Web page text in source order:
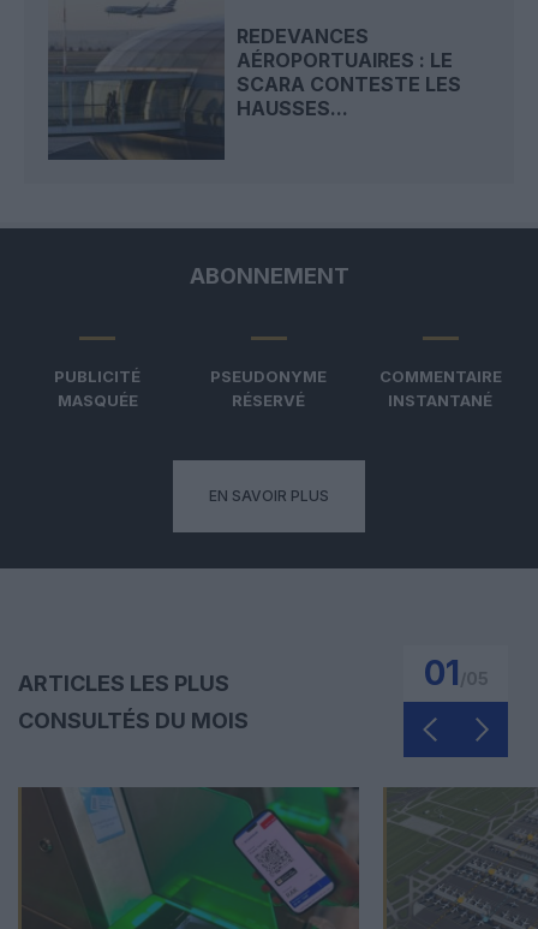
REDEVANCES
AÉROPORTUAIRES : LE
SCARA CONTESTE LES
HAUSSES...
ABONNEMENT
PUBLICITÉ
MASQUÉE
PSEUDONYME
RÉSERVÉ
COMMENTAIRE
INSTANTANÉ
EN SAVOIR PLUS
ARTICLES LES PLUS
CONSULTÉS DU MOIS
01